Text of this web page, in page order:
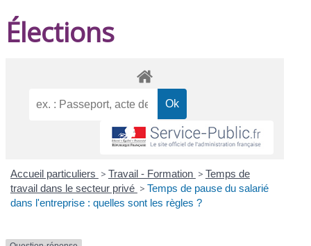
Élections
Accueil particuliers > Travail - Formation > Temps de
travail dans le secteur privé > Temps de pause du salarié
dans l'entreprise : quelles sont les règles ?